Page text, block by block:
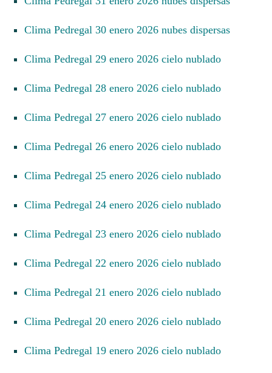
Clima Pedregal 30 enero 2026 nubes dispersas
Clima Pedregal 29 enero 2026 cielo nublado
Clima Pedregal 28 enero 2026 cielo nublado
Clima Pedregal 27 enero 2026 cielo nublado
Clima Pedregal 26 enero 2026 cielo nublado
Clima Pedregal 25 enero 2026 cielo nublado
Clima Pedregal 24 enero 2026 cielo nublado
Clima Pedregal 23 enero 2026 cielo nublado
Clima Pedregal 22 enero 2026 cielo nublado
Clima Pedregal 21 enero 2026 cielo nublado
Clima Pedregal 20 enero 2026 cielo nublado
Clima Pedregal 19 enero 2026 cielo nublado